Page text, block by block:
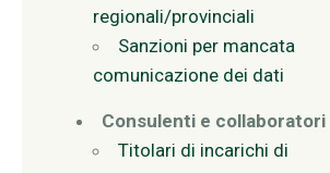
regionali/provinciali
Sanzioni per mancata
comunicazione dei dati
Consulenti e collaboratori
Titolari di incarichi di